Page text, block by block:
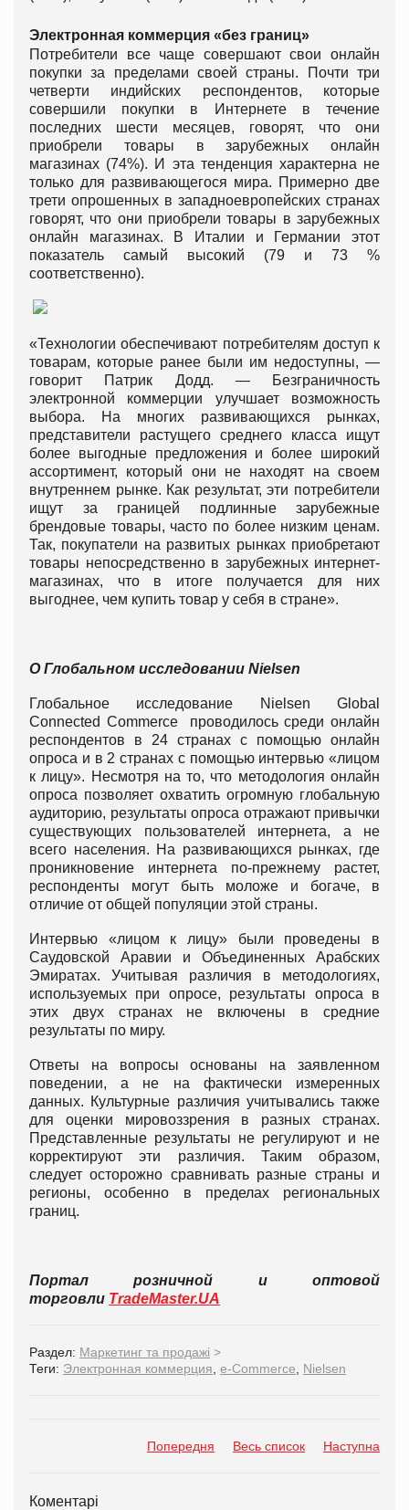
Электронная коммерция «без границ»
Потребители все чаще совершают свои онлайн
покупки за пределами своей страны. Почти три
четверти индийских респондентов, которые
совершили покупки в Интернете в течение
последних шести месяцев, говорят, что они
приобрели товары в зарубежных онлайн
магазинах (74%). И эта тенденция характерна не
только для развивающегося мира. Примерно две
трети опрошенных в западноевропейских странах
говорят, что они приобрели товары в зарубежных
онлайн магазинах. В Италии и Германии этот
показатель самый высокий (79 и 73 %
соответственно).
«Технологии обеспечивают потребителям доступ к
товарам, которые ранее были им недоступны, —
говорит Патрик Додд. — Безграничность
электронной коммерции улучшает возможность
выбора. На многих развивающихся рынках,
представители растущего среднего класса ищут
более выгодные предложения и более широкий
ассортимент, который они не находят на своем
внутреннем рынке. Как результат, эти потребители
ищут за границей подлинные зарубежные
брендовые товары, часто по более низким ценам.
Так, покупатели на развитых рынках приобретают
товары непосредственно в зарубежных интернет-
магазинах, что в итоге получается для них
выгоднее, чем купить товар у себя в стране».
О Глобальном исследовании Nielsen
Глобальное исследование Nielsen Global
Connected Commerce проводилось среди онлайн
респондентов в 24 странах с помощью онлайн
опроса и в 2 странах с помощью интервью «лицом
к лицу». Несмотря на то, что методология онлайн
опроса позволяет охватить огромную глобальную
аудиторию, результаты опроса отражают привычки
существующих пользователей интернета, а не
всего населения. На развивающихся рынках, где
проникновение интернета по-прежнему растет,
респонденты могут быть моложе и богаче, в
отличие от общей популяции этой страны.
Интервью «лицом к лицу» были проведены в
Саудовской Аравии и Объединенных Арабских
Эмиратах. Учитывая различия в методологиях,
используемых при опросе, результаты опроса в
этих двух странах не включены в средние
результаты по миру.
Ответы на вопросы основаны на заявленном
поведении, а не на фактически измеренных
данных. Культурные различия учитывались также
для оценки мировоззрения в разных странах.
Представленные результаты не регулируют и не
корректируют эти различия. Таким образом,
следует осторожно сравнивать разные страны и
регионы, особенно в пределах региональных
границ.
Портал розничной и оптовой
торговли TradeMaster.UA
Раздел: Маркетинг та продажі >
Теги: Электронная коммерция e-Commerce Nielsen
Попередня Весь список Наступна
Коментарі